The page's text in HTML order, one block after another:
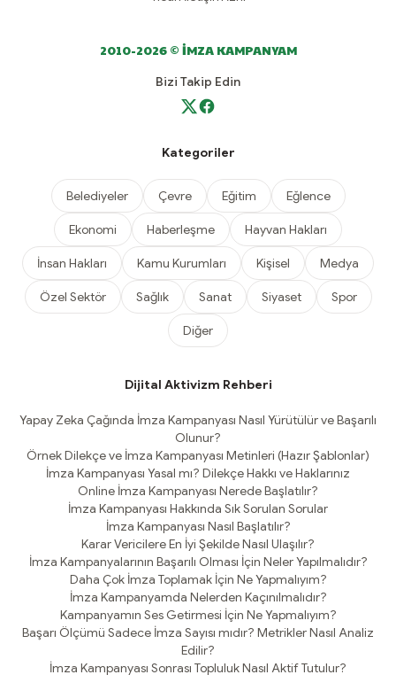
2010-2026 © İMZA KAMPANYAM
Bizi Takip Edin
Kategoriler
Belediyeler Çevre Eğitim Eğlence
Ekonomi Haberleşme Hayvan Hakları
İnsan Hakları Kamu Kurumları Kişisel Medya
Özel Sektör Sağlık Sanat Siyaset Spor
Diğer
Dijital Aktivizm Rehberi
Yapay Zeka Çağında İmza Kampanyası Nasıl Yürütülür ve Başarılı
Olunur?
Örnek Dilekçe ve İmza Kampanyası Metinleri (Hazır Şablonlar)
İmza Kampanyası Yasal mı? Dilekçe Hakkı ve Haklarınız
Online İmza Kampanyası Nerede Başlatılır?
İmza Kampanyası Hakkında Sık Sorulan Sorular
İmza Kampanyası Nasıl Başlatılır?
Karar Vericilere En İyi Şekilde Nasıl Ulaşılır?
İmza Kampanyalarının Başarılı Olması İçin Neler Yapılmalıdır?
Daha Çok İmza Toplamak İçin Ne Yapmalıyım?
İmza Kampanyamda Nelerden Kaçınılmalıdır?
Kampanyamın Ses Getirmesi İçin Ne Yapmalıyım?
Başarı Ölçümü Sadece İmza Sayısı mıdır? Metrikler Nasıl Analiz
Edilir?
İmza Kampanyası Sonrası Topluluk Nasıl Aktif Tutulur?